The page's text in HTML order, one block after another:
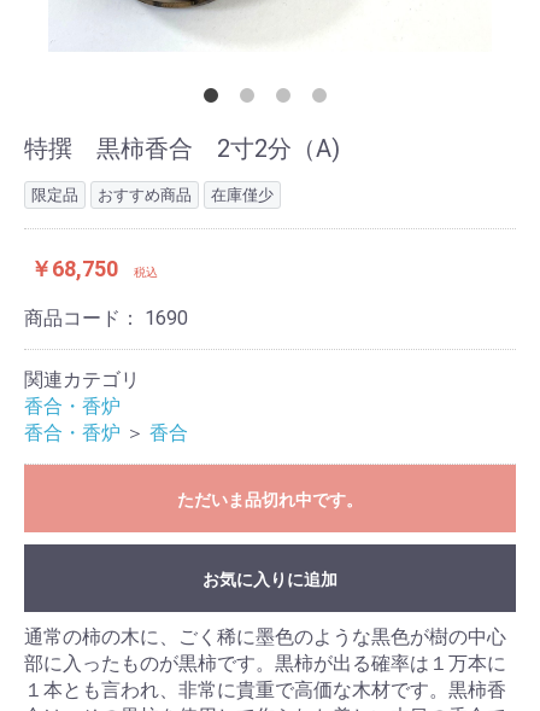
特撰 黒柿香合 2寸2分（A)
限定品 おすすめ商品 在庫僅少
￥68,750 税込
商品コード： 1690
関連カテゴリ
香合・香炉
香合・香炉 ＞ 香合
ただいま品切れ中です。
お気に入りに追加
通常の柿の木に、ごく稀に墨色のような黒色が樹の中心
部に入ったものが黒柿です。黒柿が出る確率は１万本に
１本とも言われ、非常に貴重で高価な木材です。黒柿香